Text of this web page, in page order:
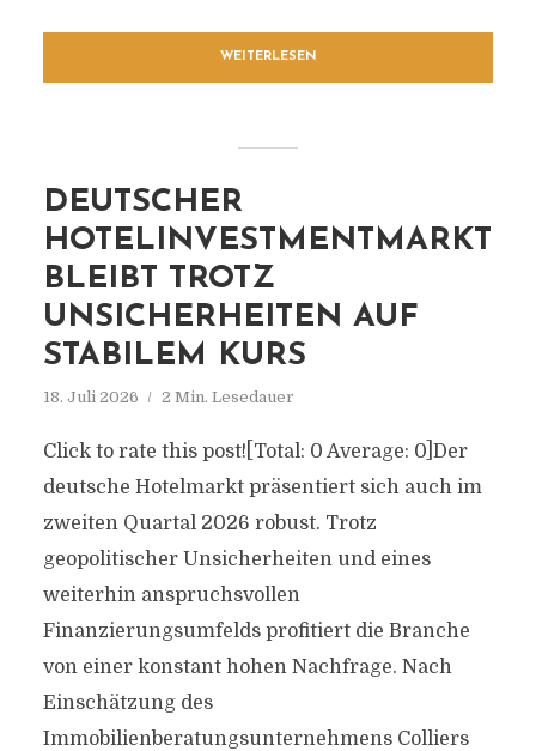
WEITERLESEN
DEUTSCHER
HOTELINVESTMENTMARKT
BLEIBT TROTZ
UNSICHERHEITEN AUF
STABILEM KURS
18. Juli 2026 2 Min. Lesedauer
Click to rate this post![Total: 0 Average: 0]Der
deutsche Hotelmarkt präsentiert sich auch im
zweiten Quartal 2026 robust. Trotz
geopolitischer Unsicherheiten und eines
weiterhin anspruchsvollen
Finanzierungsumfelds profitiert die Branche
von einer konstant hohen Nachfrage. Nach
Einschätzung des
Immobilienberatungsunternehmens Colliers